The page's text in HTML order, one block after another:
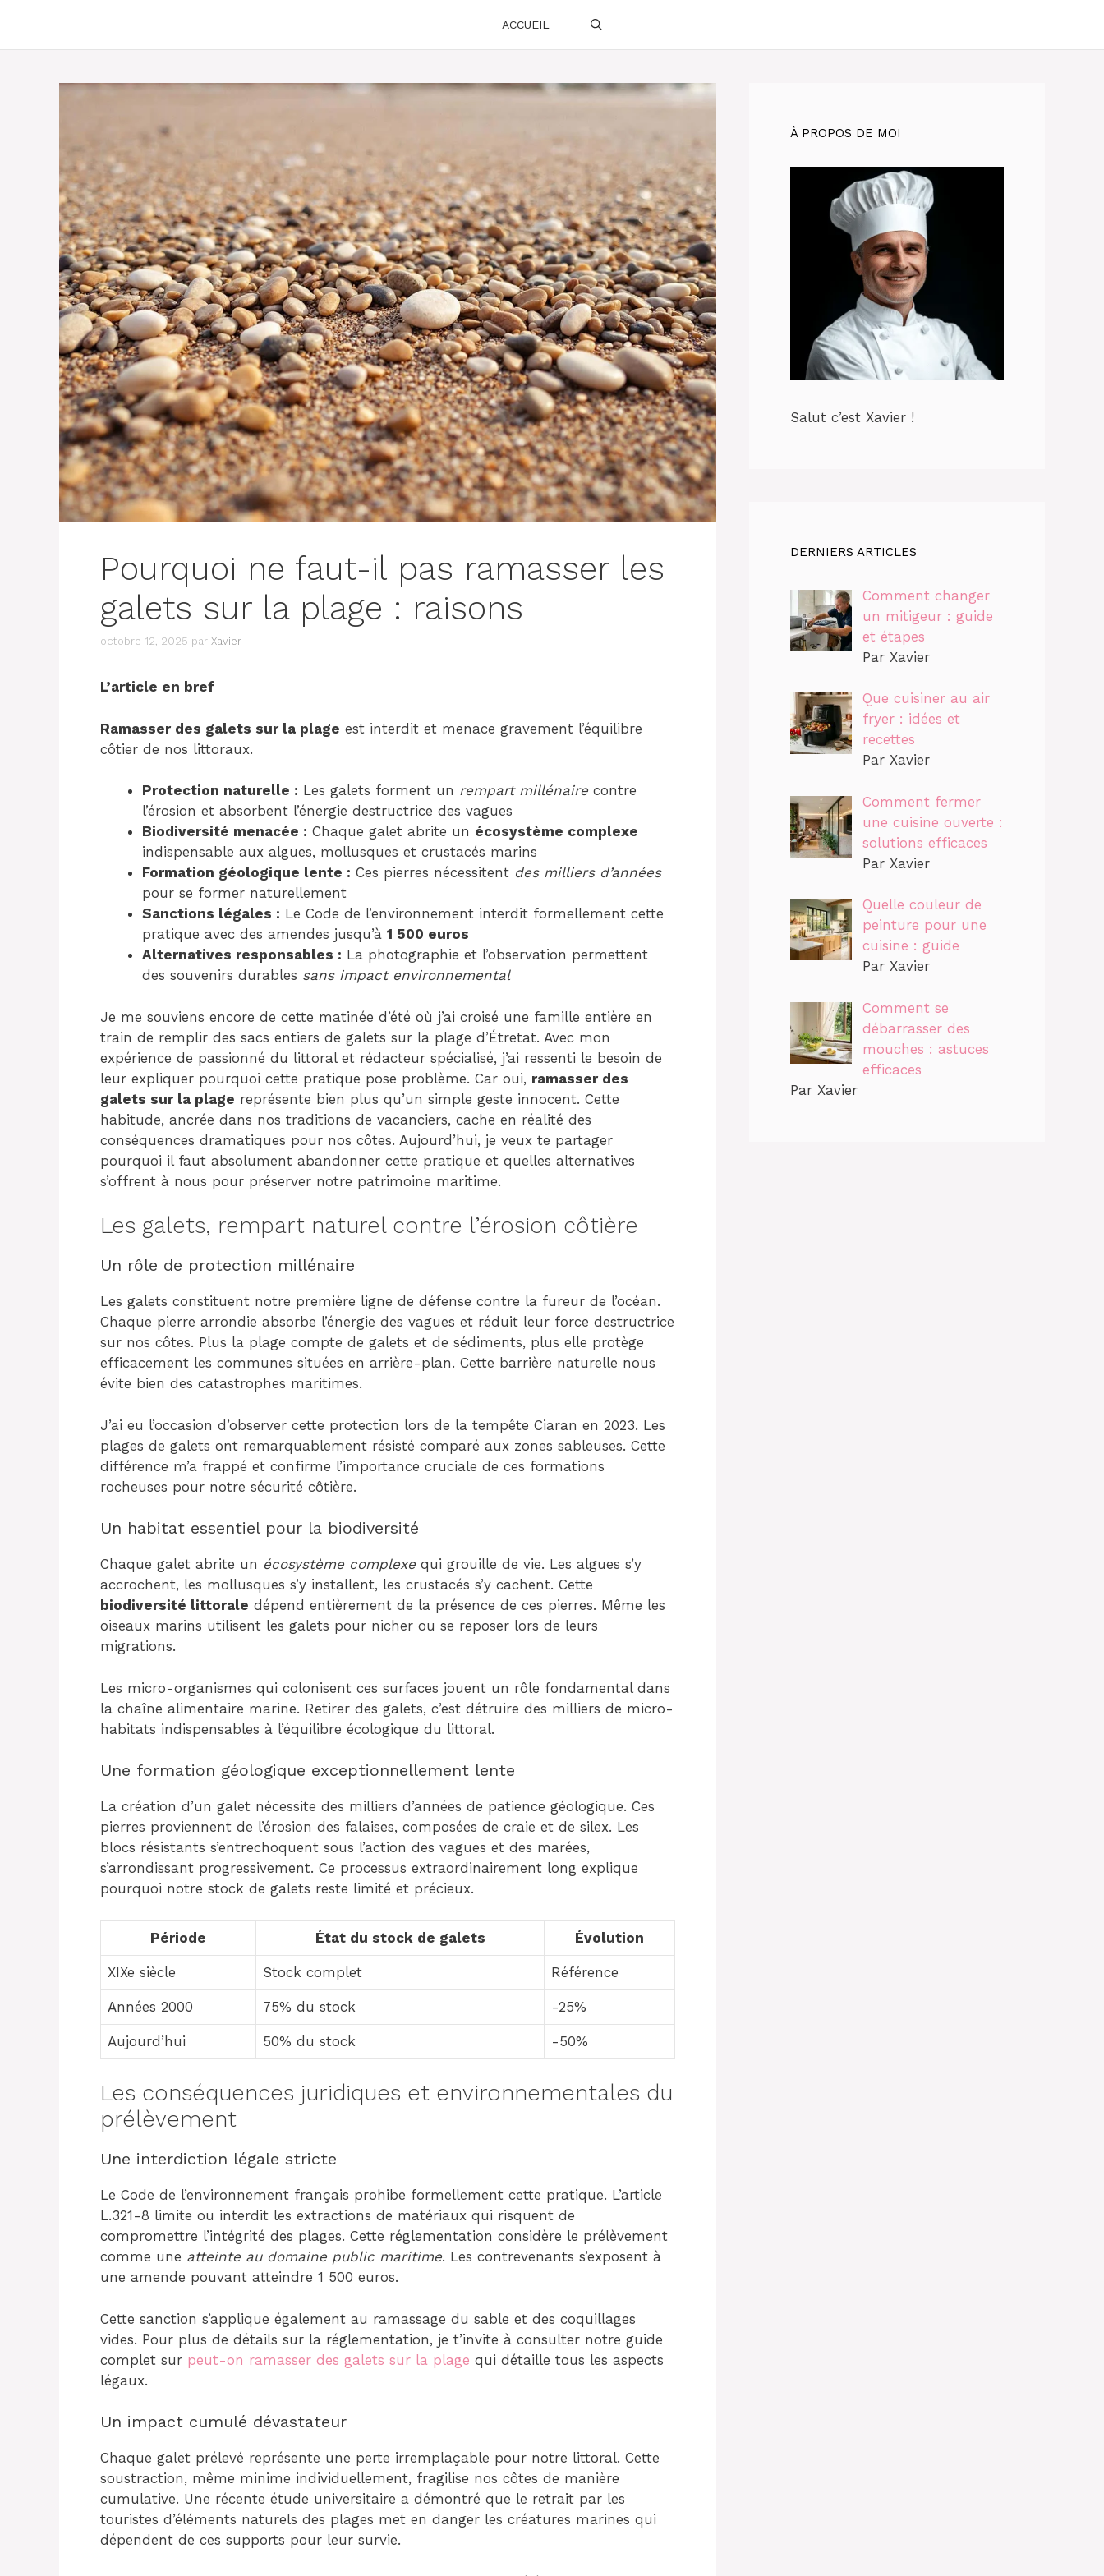
ACCUEIL
Pourquoi ne faut-il pas ramasser les
galets sur la plage : raisons
octobre 12, 2025 par Xavier
L’article en bref
Ramasser des galets sur la plage est interdit et menace gravement l’équilibre
côtier de nos littoraux.
Protection naturelle : Les galets forment un rempart millénaire contre
l’érosion et absorbent l’énergie destructrice des vagues
Biodiversité menacée : Chaque galet abrite un écosystème complexe
indispensable aux algues, mollusques et crustacés marins
Formation géologique lente : Ces pierres nécessitent des milliers d’années
pour se former naturellement
Sanctions légales : Le Code de l’environnement interdit formellement cette
pratique avec des amendes jusqu’à 1 500 euros
Alternatives responsables : La photographie et l’observation permettent
des souvenirs durables sans impact environnemental
Je me souviens encore de cette matinée d’été où j’ai croisé une famille entière en
train de remplir des sacs entiers de galets sur la plage d’Étretat. Avec mon
expérience de passionné du littoral et rédacteur spécialisé, j’ai ressenti le besoin de
leur expliquer pourquoi cette pratique pose problème. Car oui, ramasser des
galets sur la plage représente bien plus qu’un simple geste innocent. Cette
habitude, ancrée dans nos traditions de vacanciers, cache en réalité des
conséquences dramatiques pour nos côtes. Aujourd’hui, je veux te partager
pourquoi il faut absolument abandonner cette pratique et quelles alternatives
s’offrent à nous pour préserver notre patrimoine maritime.
Les galets, rempart naturel contre l’érosion côtière
Un rôle de protection millénaire
Les galets constituent notre première ligne de défense contre la fureur de l’océan.
Chaque pierre arrondie absorbe l’énergie des vagues et réduit leur force destructrice
sur nos côtes. Plus la plage compte de galets et de sédiments, plus elle protège
efficacement les communes situées en arrière-plan. Cette barrière naturelle nous
évite bien des catastrophes maritimes.
J’ai eu l’occasion d’observer cette protection lors de la tempête Ciaran en 2023. Les
plages de galets ont remarquablement résisté comparé aux zones sableuses. Cette
différence m’a frappé et confirme l’importance cruciale de ces formations
rocheuses pour notre sécurité côtière.
Un habitat essentiel pour la biodiversité
Chaque galet abrite un écosystème complexe qui grouille de vie. Les algues s’y
accrochent, les mollusques s’y installent, les crustacés s’y cachent. Cette
biodiversité littorale dépend entièrement de la présence de ces pierres. Même les
oiseaux marins utilisent les galets pour nicher ou se reposer lors de leurs
migrations.
Les micro-organismes qui colonisent ces surfaces jouent un rôle fondamental dans
la chaîne alimentaire marine. Retirer des galets, c’est détruire des milliers de micro-
habitats indispensables à l’équilibre écologique du littoral.
Une formation géologique exceptionnellement lente
La création d’un galet nécessite des milliers d’années de patience géologique. Ces
pierres proviennent de l’érosion des falaises, composées de craie et de silex. Les
blocs résistants s’entrechoquent sous l’action des vagues et des marées,
s’arrondissant progressivement. Ce processus extraordinairement long explique
pourquoi notre stock de galets reste limité et précieux.
Période État du stock de galets Évolution
XIXe siècle Stock complet Référence
Années 2000 75% du stock -25%
Aujourd’hui 50% du stock -50%
Les conséquences juridiques et environnementales du
prélèvement
Une interdiction légale stricte
Le Code de l’environnement français prohibe formellement cette pratique. L’article
L.321-8 limite ou interdit les extractions de matériaux qui risquent de
compromettre l’intégrité des plages. Cette réglementation considère le prélèvement
comme une atteinte au domaine public maritime. Les contrevenants s’exposent à
une amende pouvant atteindre 1 500 euros.
Cette sanction s’applique également au ramassage du sable et des coquillages
vides. Pour plus de détails sur la réglementation, je t’invite à consulter notre guide
complet sur peut-on ramasser des galets sur la plage qui détaille tous les aspects
légaux.
Un impact cumulé dévastateur
Chaque galet prélevé représente une perte irremplaçable pour notre littoral. Cette
soustraction, même minime individuellement, fragilise nos côtes de manière
cumulative. Une récente étude universitaire a démontré que le retrait par les
touristes d’éléments naturels des plages met en danger les créatures marines qui
dépendent de ces supports pour leur survie.
À PROPOS DE MOI
Salut c’est Xavier !
DERNIERS ARTICLES
Comment changer
un mitigeur : guide
et étapes
Par Xavier
Que cuisiner au air
fryer : idées et
recettes
Par Xavier
Comment fermer
une cuisine ouverte :
solutions efficaces
Par Xavier
Quelle couleur de
peinture pour une
cuisine : guide
Par Xavier
Comment se
débarrasser des
mouches : astuces
efficaces
Par Xavier